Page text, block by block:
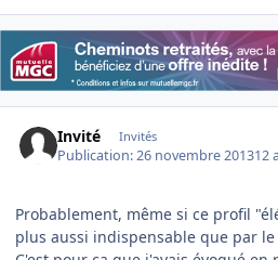
Invité Invités
Publication:26 novembre 201312
Probablement, même si ce profil
plus aussi indispensable que par le